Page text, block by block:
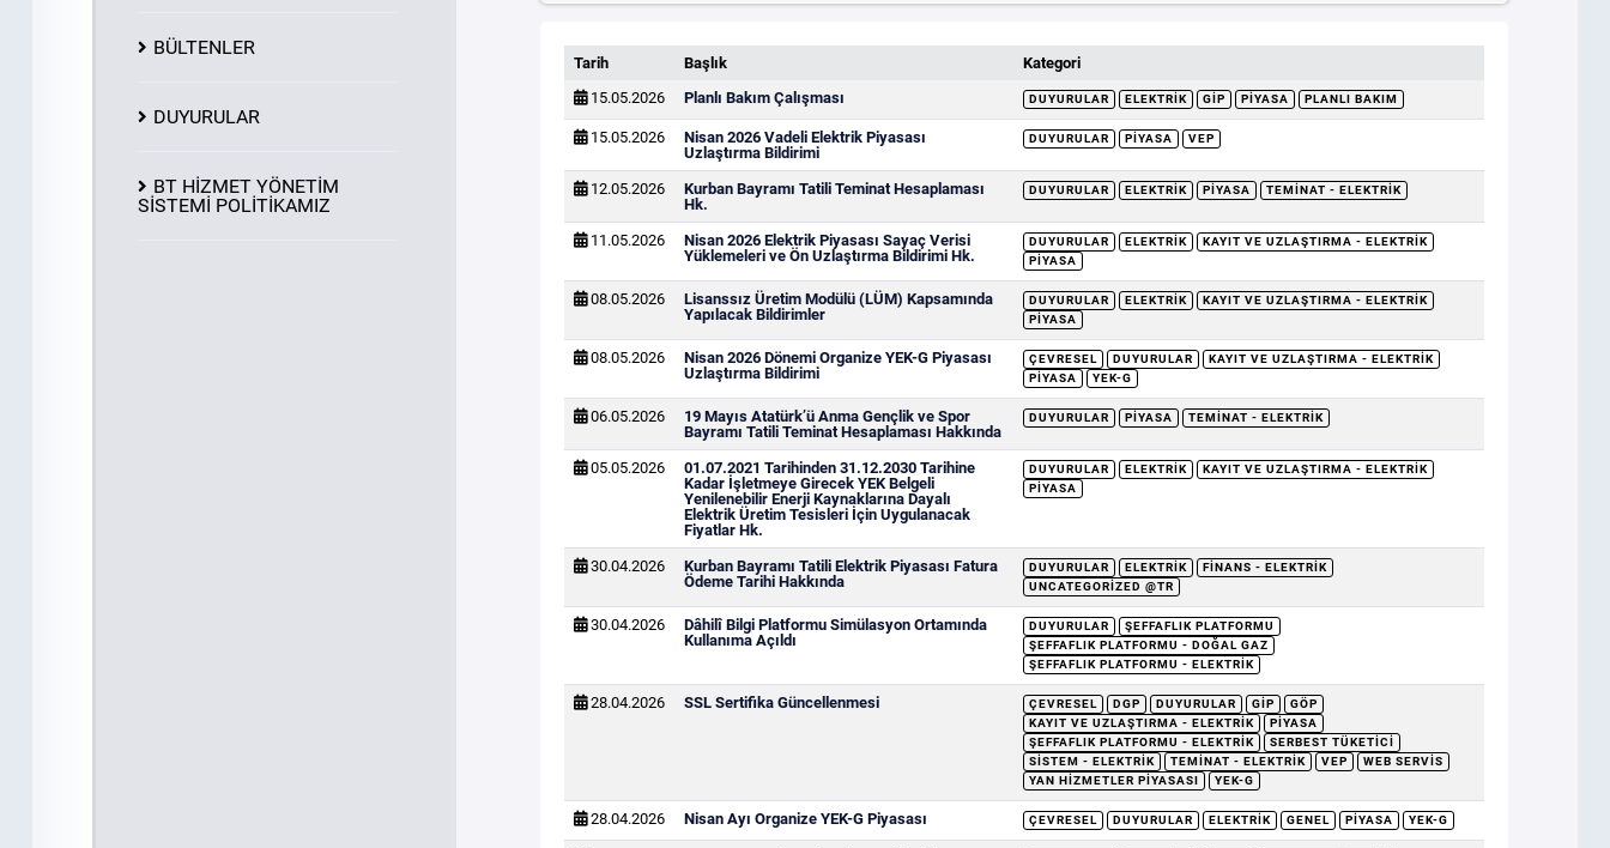
BÜLTENLER
DUYURULAR
BT HİZMET YÖNETİM
SİSTEMİ POLİTİKAMIZ
Tarih Başlık
Kategori
15.05.2026
Planlı Bakım Çalışması DUYURULAR ELEKTRIK GİP PIYASA PLANLI BAKIM
15.05.2026
Nisan 2026 Vadeli Elektrik Piyasası
Uzlaştırma Bildirimi
DUYURULAR PIYASA VEP
12.05.2026
Kurban Bayramı Tatili Teminat Hesaplaması
Hk.
DUYURULAR ELEKTRIK PIYASA TEMINAT - ELEKTRIK
11.05.2026
Nisan 2026 Elektrik Piyasası Sayaç Verisi
Yüklemeleri ve Ön Uzlaştırma Bildirimi Hk.
DUYURULAR ELEKTRIK
KAYIT VE UZLAŞTIRMA - ELEKTRIK
PIYASA
08.05.2026
Lisanssız Üretim Modülü (LÜM) Kapsamında
Yapılacak Bildirimler
DUYURULAR ELEKTRIK
KAYIT VE UZLAŞTIRMA - ELEKTRIK
PIYASA
08.05.2026
Nisan 2026 Dönemi Organize YEK-G Piyasası
Uzlaştırma Bildirimi
ÇEVRESEL DUYURULAR
KAYIT VE UZLAŞTIRMA - ELEKTRIK
PIYASA
YEK-G
06.05.2026
19 Mayıs Atatürk’ü Anma Gençlik ve Spor
Bayramı Tatili Teminat Hesaplaması Hakkında
DUYURULAR PIYASA TEMINAT - ELEKTRIK
05.05.2026
01.07.2021 Tarihinden 31.12.2030 Tarihine
Kadar İşletmeye Girecek YEK Belgeli
Yenilenebilir Enerji Kaynaklarına Dayalı
Elektrik Üretim Tesisleri İçin Uygulanacak
Fiyatlar Hk.
DUYURULAR ELEKTRIK
KAYIT VE UZLAŞTIRMA - ELEKTRIK
PIYASA
30.04.2026
Kurban Bayramı Tatili Elektrik Piyasası Fatura
Ödeme Tarihi Hakkında
DUYURULAR ELEKTRIK
FINANS - ELEKTRIK
UNCATEGORIZED @TR
30.04.2026
Dâhilî Bilgi Platformu Simülasyon Ortamında
Kullanıma Açıldı
DUYURULAR
ŞEFFAFLIK PLATFORMU
ŞEFFAFLIK PLATFORMU - DOĞAL GAZ
ŞEFFAFLIK PLATFORMU - ELEKTRIK
28.04.2026 SSL Sertifika Güncellenmesi ÇEVRESEL DGP DUYURULAR GİP
GÖP
KAYIT VE UZLAŞTIRMA - ELEKTRIK
PIYASA
ŞEFFAFLIK PLATFORMU - ELEKTRIK
SERBEST TÜKETICI
SISTEM - ELEKTRIK
TEMINAT - ELEKTRIK VEP
WEB SERVIS
YAN HIZMETLER PIYASASI
YEK-G
28.04.2026 Nisan Ayı Organize YEK-G Piyasası ÇEVRESEL DUYURULAR ELEKTRIK GENEL PIYASA YEK-G